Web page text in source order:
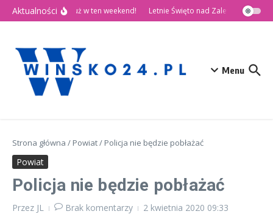
Przejdź do treści
Aktualności
🎉 Dni Wińska 2026 już w ten weekend! Letnie Święto nad Zalewem Słup
Menu
Strona główna / Powiat/ Policja nie będzie pobłażać
Powiat
Policja nie będzie pobłażać
Przez JL Brak komentarzy 2 kwietnia 2020 09:33